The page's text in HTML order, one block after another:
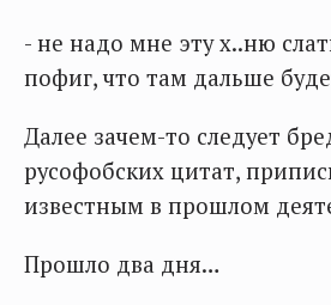
- не надо мне эту х..ню
пофиг, что там дальше
Далее зачем-то следует
русофобских цитат,
известным в прошлом
Прошло два дня…